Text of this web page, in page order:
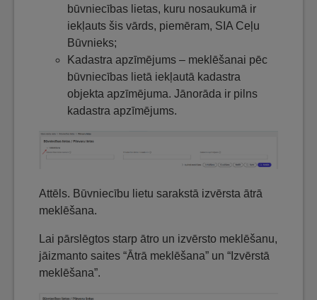
būvniecības lietas, kuru nosaukumā ir
iekļauts šis vārds, piemēram, SIA Ceļu
Būvnieks;
Kadastra apzīmējums – meklēšanai pēc
būvniecības lietā iekļautā kadastra
objekta apzīmējuma. Jānorāda ir pilns
kadastra apzīmējums.
Attēls. Būvniecību lietu sarakstā izvērsta ātrā
meklēšana.
Lai pārslēgtos starp ātro un izvērsto meklēšanu,
jāizmanto saites “Ātrā meklēšana” un “Izvērstā
meklēšana”.